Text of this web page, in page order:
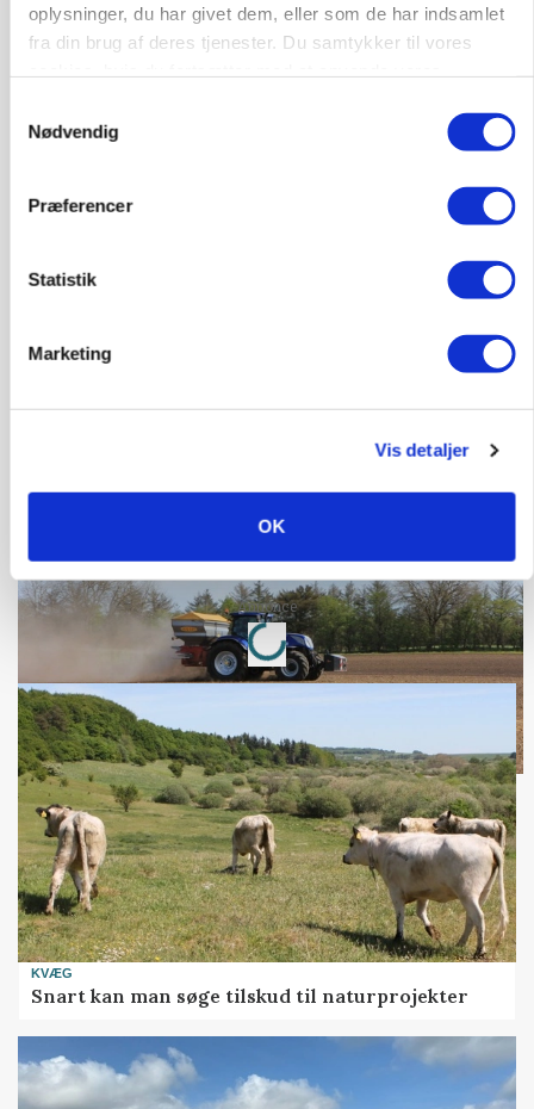
oplysninger, du har givet dem, eller som de har indsamlet
fra din brug af deres tjenester. Du samtykker til vores
Nødvendig
Præferencer
Statistik
Marketing
Vis detaljer
OK
Annonce
»Nu stopper I«: Landbrugsdebattør og
gødskningslov
Folketinget behandler ny gødskningslov: Sådan
kan den ændre din bedrift fra 2027
Annonce
Loading...
KVÆG
Snart kan man søge tilskud til naturprojekter